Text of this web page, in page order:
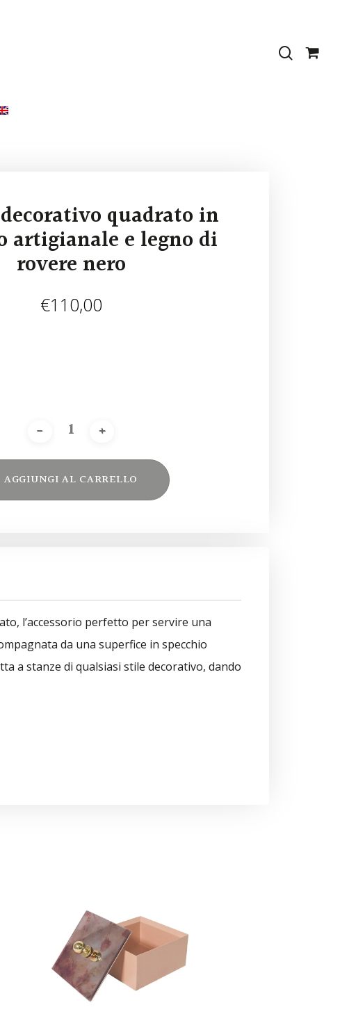
quadrato in
artigianale e legno di
rovere nero
€110,00
AGGIUNGI AL CARRELLO
l’accessorio perfetto per servire una
da una superfice in specchio
a stanze di qualsiasi stile decorativo, dando